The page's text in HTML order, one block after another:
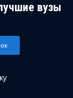
вузы